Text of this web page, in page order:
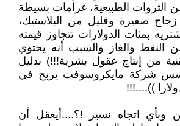
الثروات الطبيعية، غرامات بسيطة
صغيرة وقليل من البلاستيك،
بمئات الدولارات تتجاوز قيمته
النفط والغاز والسبب أنه يحتوي
من إنتاج عقول بشرية!!!) بدليل
شركة مايكروسوفت يربح في
وبأي اتجاه نسير !؟....أيعقل أن